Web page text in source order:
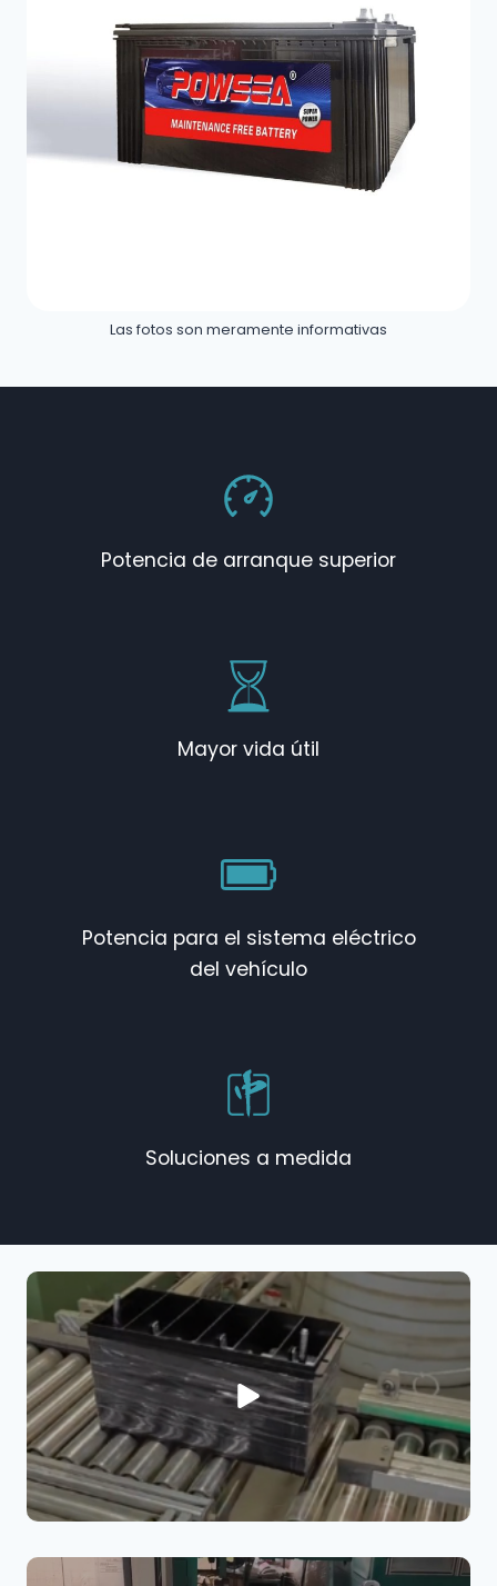
Las fotos son meramente informativas
Potencia de arranque superior
Mayor vida útil
Potencia para el sistema eléctrico
del vehículo
Soluciones a medida